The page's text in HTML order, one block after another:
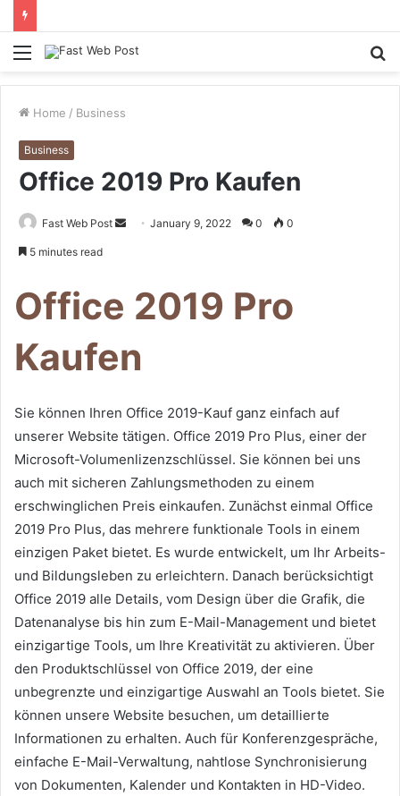
Menu
Home / Business
Business
Office 2019 Pro Kaufen
Fast Web Post
SendJanuary 9, 2022 0 0
5 minutes read
Office 2019 Pro
Kaufen
Sie können Ihren Office 2019-Kauf ganz einfach auf
unserer Website tätigen. Office 2019 Pro Plus, einer der
Microsoft-Volumenlizenzschlüssel. Sie können bei uns
auch mit sicheren Zahlungsmethoden zu einem
erschwinglichen Preis einkaufen. Zunächst einmal Office
2019 Pro Plus, das mehrere funktionale Tools in einem
einzigen Paket bietet. Es wurde entwickelt, um Ihr Arbeits-
und Bildungsleben zu erleichtern. Danach berücksichtigt
Office 2019 alle Details, vom Design über die Grafik, die
Datenanalyse bis hin zum E-Mail-Management und bietet
einzigartige Tools, um Ihre Kreativität zu aktivieren. Über
den Produktschlüssel von Office 2019, der eine
unbegrenzte und einzigartige Auswahl an Tools bietet. Sie
können unsere Website besuchen, um detaillierte
Informationen zu erhalten. Auch für Konferenzgespräche,
einfache E-Mail-Verwaltung, nahtlose Synchronisierung
von Dokumenten, Kalender und Kontakten in HD-Video.